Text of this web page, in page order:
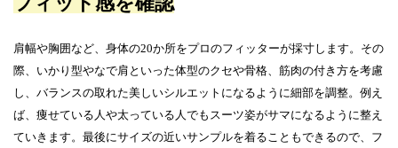
肩幅や胸囲など、身体の20か所をプロのフィッターが採寸します。その
際、いかり型やなで肩といった体型のクセや骨格、筋肉の付き方を考慮
し、バランスの取れた美しいシルエットになるように細部を調整。例え
ば、痩せている人や太っている人でもスーツ姿がサマになるように整え
ていきます。最後にサイズの近いサンプルを着ることもできるので、フ